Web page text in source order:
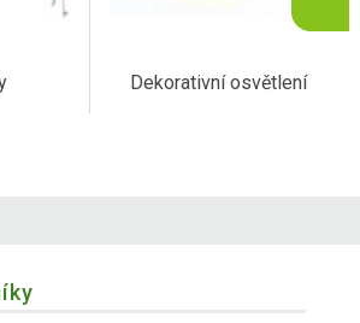
Dekorativní osvětlení